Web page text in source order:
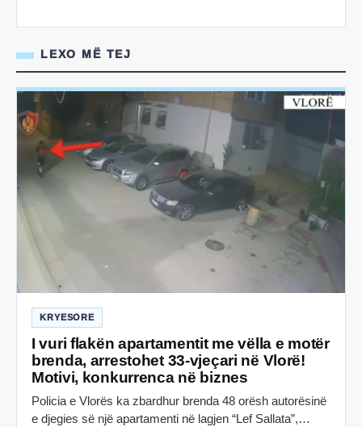
LEXO MË TEJ
KRYESORE
I vuri flakën apartamentit me vëlla e motër
brenda, arrestohet 33-vjeçari në Vlorë!
Motivi, konkurrenca në biznes
Policia e Vlorës ka zbardhur brenda 48 orësh autorësinë
e djegies së një apartamenti në lagjen “Lef Sallata”,…